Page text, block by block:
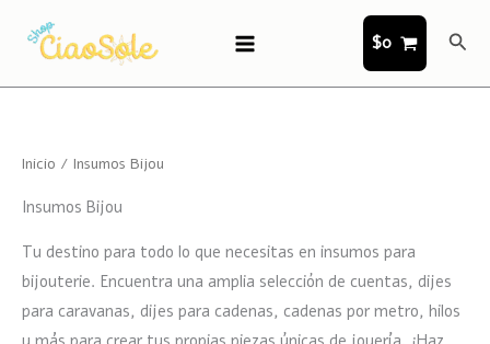
$0
Inicio / Insumos Bijou
Insumos Bijou
Tu destino para todo lo que necesitas en insumos para
bijouterie. Encuentra una amplia selección de cuentas, dijes
para caravanas, dijes para cadenas, cadenas por metro, hilos